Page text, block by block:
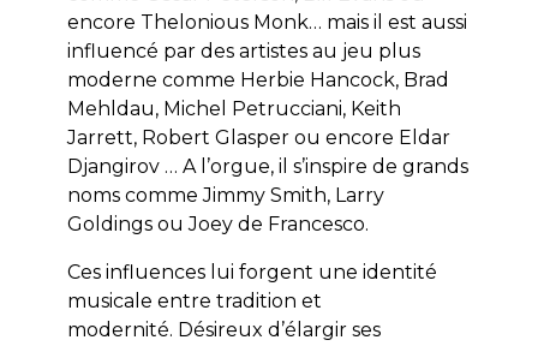
encore Thelonious Monk… mais il est aussi
influencé par des artistes au jeu plus
moderne comme Herbie Hancock, Brad
Mehldau, Michel Petrucciani, Keith
Jarrett, Robert Glasper ou encore Eldar
Djangirov … A l’orgue, il s’inspire de grands
noms comme Jimmy Smith, Larry
Goldings ou Joey de Francesco.
Ces influences lui forgent une identité
musicale entre tradition et
modernité. Désireux d’élargir ses